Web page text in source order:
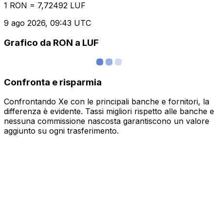
1 RON = 7,72492 LUF
9 ago 2026, 09:43 UTC
Grafico da RON a LUF
Confronta e risparmia
Confrontando Xe con le principali banche e fornitori, la
differenza è evidente. Tassi migliori rispetto alle banche e
nessuna commissione nascosta garantiscono un valore
aggiunto su ogni trasferimento.